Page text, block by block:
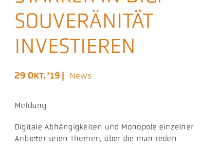
Aktuelles
Podcast
SOUVERÄNITÄT
INVESTIEREN
29 OKT. '19 | News
Meldung
​Digitale Abhängigkeiten und Monopole einzelner
Anbieter seien Themen, über die man reden